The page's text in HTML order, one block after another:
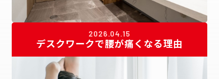
2026.04.15
デスクワークで腰が痛くなる理由